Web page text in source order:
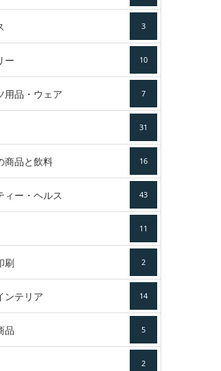
3
ー 10
用品・ウェア 7
31
商品と飲料 16
ィー・ヘルス 43
11
刷 2
ンテリア 14
品 5
2